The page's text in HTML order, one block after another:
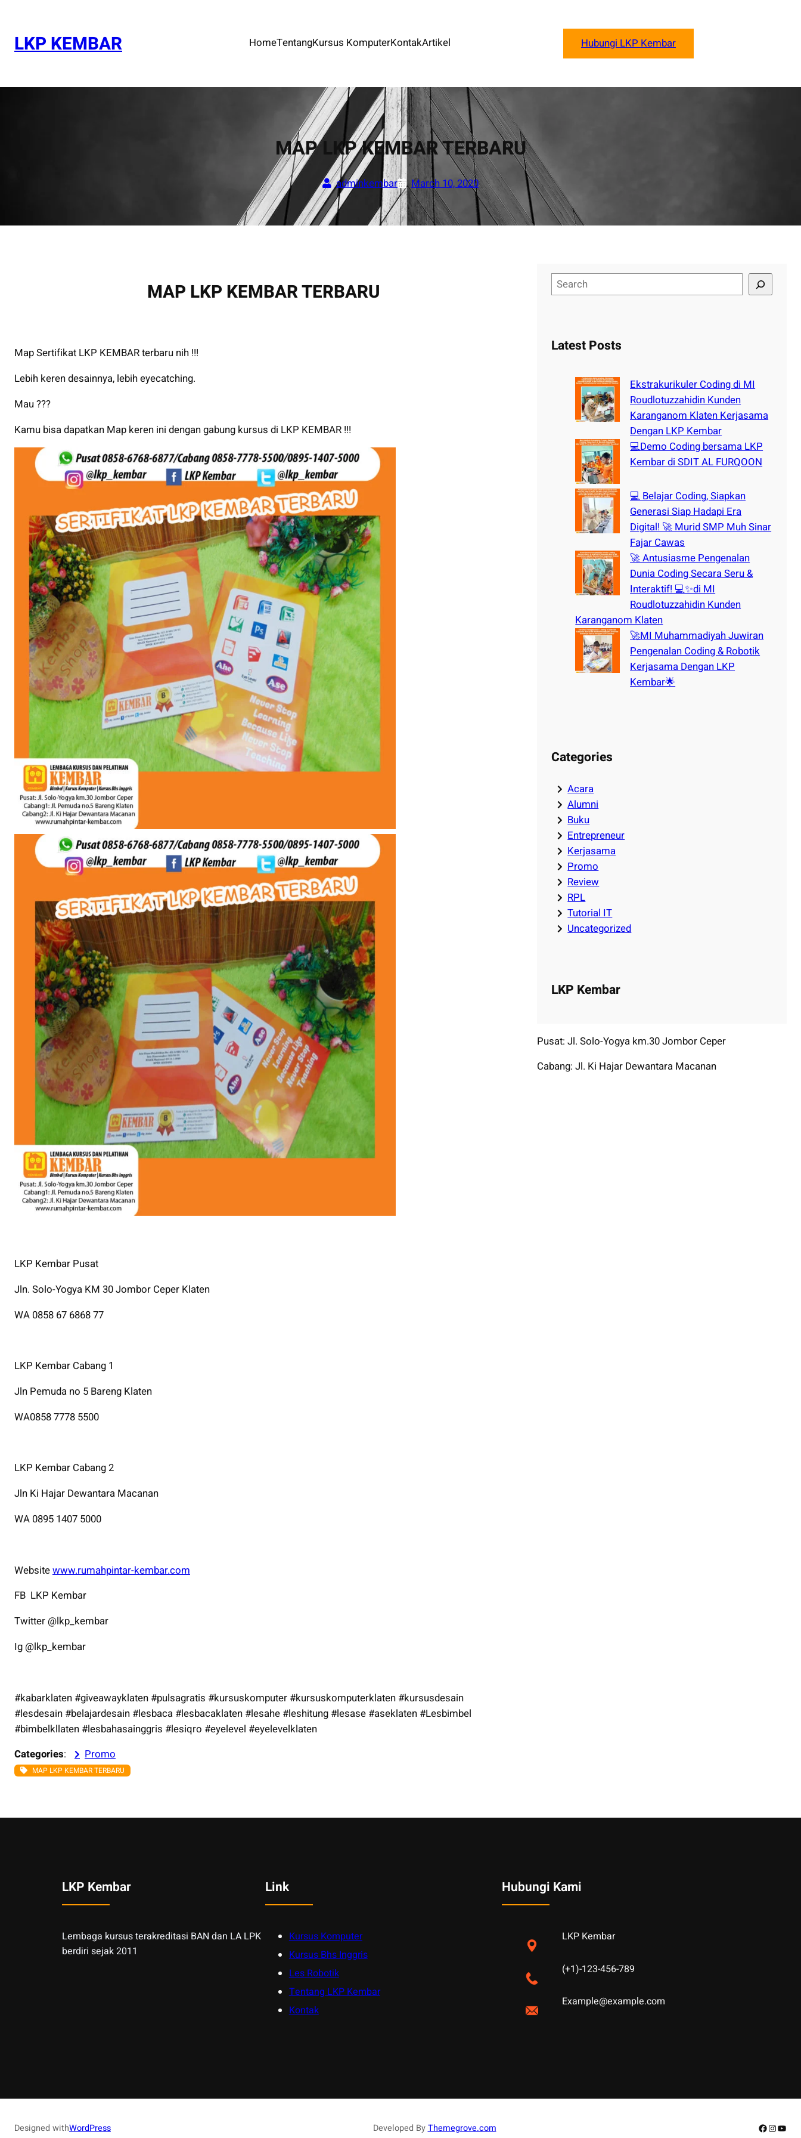
contentLKP KEMBAR HomeTentangKursus KomputerKontakArtikel Hubungi LKP Kembar
MAP LKP KEMBAR TERBARU
adminkembar March 10, 2020
MAP LKP KEMBAR TERBARU
Map Sertifikat LKP KEMBAR terbaru nih !!!
Lebih keren desainnya, lebih eyecatching.
Mau ???
Kamu bisa dapatkan Map keren ini dengan gabung kursus di LKP KEMBAR !!!
LKP Kembar Pusat
Jln. Solo-Yogya KM 30 Jombor Ceper Klaten
WA 0858 67 6868 77
LKP Kembar Cabang 1
Jln Pemuda no 5 Bareng Klaten
WA0858 7778 5500
LKP Kembar Cabang 2
Jln Ki Hajar Dewantara Macanan
WA 0895 1407 5000
Websitewww.rumahpintar-kembar.com
FB LKP Kembar
Twitter @lkp_kembar
Ig @lkp_kembar
#kabarklaten #giveawayklaten #pulsagratis #kursuskomputer #kursuskomputerklaten #kursusdesain
#lesdesain #belajardesain #lesbaca #lesbacaklaten #lesahe #leshitung #lesase #aseklaten #Lesbimbel
#bimbelkllaten #lesbahasainggris #lesiqro #eyelevel #eyelevelklaten
Categories: Promo
MAP LKP KEMBAR TERBARU
e
cLatest Posts
Ekstrakurikuler Coding di MI
Roudlotuzzahidin Kunden
Karanganom Klaten Kerjasama
Dengan LKP Kembar
💻Demo Coding bersama LKP
Kembar di SDIT AL FURQOON
💻 Belajar Coding, Siapkan
Generasi Siap Hadapi Era
Digital! 🚀 Murid SMP Muh Sinar
Fajar Cawas
🚀 Antusiasme Pengenalan
Dunia Coding Secara Seru &
Interaktif! 💻✨di MI
Roudlotuzzahidin Kunden
Karanganom Klaten
🚀MI Muhammadiyah Juwiran
Pengenalan Coding & Robotik
Kerjasama Dengan LKP
Kembar🌟
Categories
Acara
Alumni
Buku
Entrepreneur
Kerjasama
Promo
Review
RPL
Tutorial IT
Uncategorized
LKP Kembar
Pusat: Jl. Solo-Yogya km.30 Jombor Ceper
Cabang: Jl. Ki Hajar Dewantara Macanan
LKP Kembar
Lembaga kursus terakreditasi BAN dan LA LPK
berdiri sejak 2011
Link
Kursus Komputer
Kursus Bhs Inggris
Les Robotik
Tentang LKP Kembar
Kontak
Hubungi Kami
LKP Kembar
(+1)-123-456-789
Example@example.com
Designed withWordPress Developed ByThemegrove.com Facebook